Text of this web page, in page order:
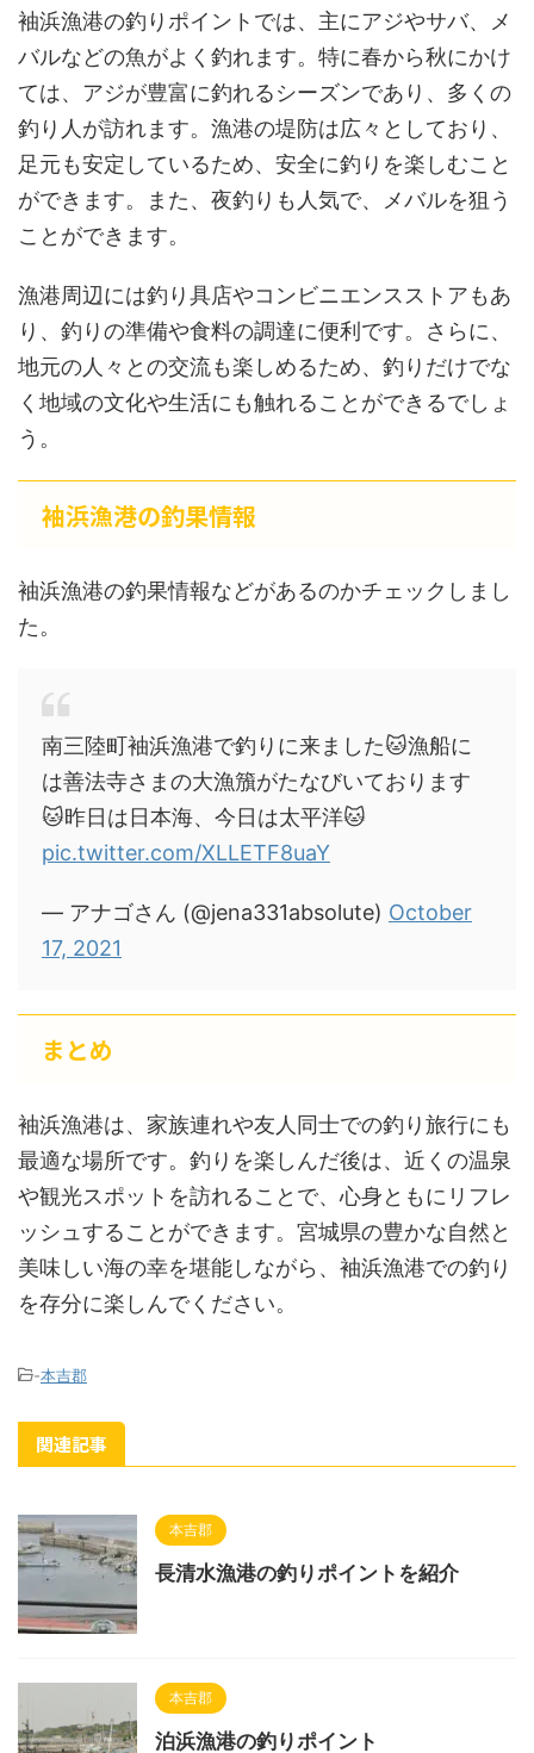
袖浜漁港の釣りポイントでは、主にアジやサバ、メ
バルなどの魚がよく釣れます。特に春から秋にかけ
ては、アジが豊富に釣れるシーズンであり、多くの
釣り人が訪れます。漁港の堤防は広々としており、
足元も安定しているため、安全に釣りを楽しむこと
ができます。また、夜釣りも人気で、メバルを狙う
ことができます。
漁港周辺には釣り具店やコンビニエンスストアもあ
り、釣りの準備や食料の調達に便利です。さらに、
地元の人々との交流も楽しめるため、釣りだけでな
く地域の文化や生活にも触れることができるでしょ
う。
袖浜漁港の釣果情報
袖浜漁港の釣果情報などがあるのかチェックしまし
た。
南三陸町袖浜漁港で釣りに来ました🐱漁船に
は善法寺さまの大漁籏がたなびいております
🐱昨日は日本海、今日は太平洋🐱
pic.twitter.com/XLLETF8uaY
— アナゴさん (@jena331absolute) October
17, 2021
まとめ
袖浜漁港は、家族連れや友人同士での釣り旅行にも
最適な場所です。釣りを楽しんだ後は、近くの温泉
や観光スポットを訪れることで、心身ともにリフレ
ッシュすることができます。宮城県の豊かな自然と
美味しい海の幸を堪能しながら、袖浜漁港での釣り
を存分に楽しんでください。
-本吉郡
関連記事
本吉郡
長清水漁港の釣りポイントを紹介
本吉郡
泊浜漁港の釣りポイント